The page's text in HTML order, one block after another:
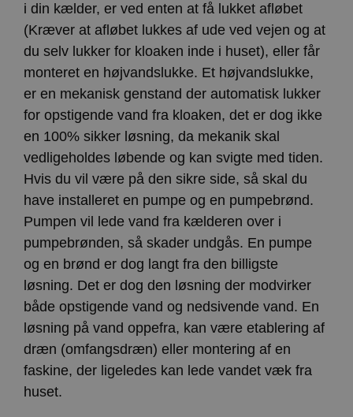
i din kælder, er ved enten at få lukket afløbet
(Kræver at afløbet lukkes af ude ved vejen og at
du selv lukker for kloaken inde i huset), eller får
monteret en højvandslukke. Et højvandslukke,
er en mekanisk genstand der automatisk lukker
for opstigende vand fra kloaken, det er dog ikke
en 100% sikker løsning, da mekanik skal
vedligeholdes løbende og kan svigte med tiden.
Hvis du vil være på den sikre side, så skal du
have installeret en pumpe og en pumpebrønd.
Pumpen vil lede vand fra kælderen over i
pumpebrønden, så skader undgås. En pumpe
og en brønd er dog langt fra den billigste
løsning. Det er dog den løsning der modvirker
både opstigende vand og nedsivende vand. En
løsning på vand oppefra, kan være etablering af
dræn (omfangsdræn) eller montering af en
faskine, der ligeledes kan lede vandet væk fra
huset.